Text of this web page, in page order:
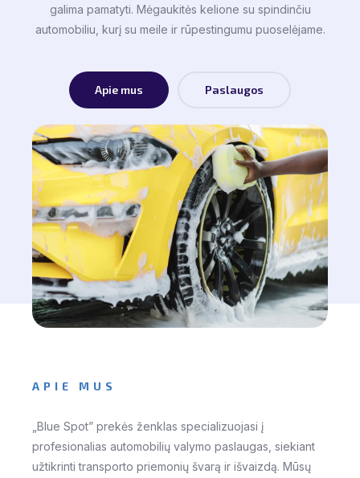
galima pamatyti. Mėgaukitės kelione su spindinčiu
automobiliu, kurį su meile ir rūpestingumu puoselėjame.
Apie mus Paslaugos
APIE MUS
„Blue Spot” prekės ženklas specializuojasi į
profesionalias automobilių valymo paslaugas, siekiant
užtikrinti transporto priemonių švarą ir išvaizdą. Mūsų